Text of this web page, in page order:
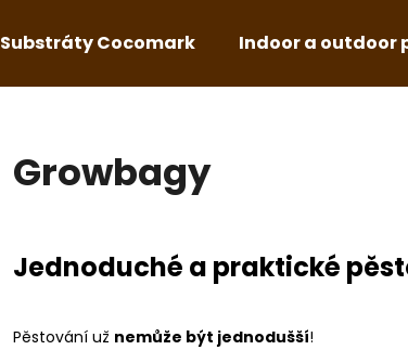
Substráty Cocomark Indoor a outdoor
Growbagy
Jednoduché a praktické
Pěstování už nemůže být jednodušší!